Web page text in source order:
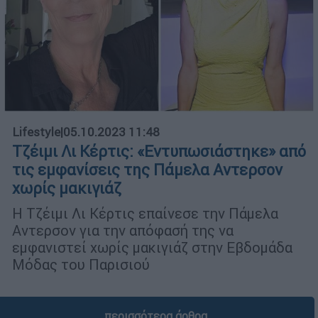
Lifestyle|05.10.2023 11:48
Τζέιμι Λι Κέρτις: «Εντυπωσιάστηκε» από
τις εμφανίσεις της Πάμελα Αντερσον
χωρίς μακιγιάζ
H Τζέιμι Λι Κέρτις επαίνεσε την Πάμελα
Αντερσον για την απόφασή της να
εμφανιστεί χωρίς μακιγιάζ στην Εβδομάδα
Μόδας του Παρισιού